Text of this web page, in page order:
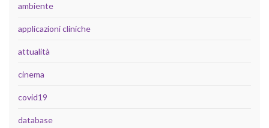
ambiente
applicazioni cliniche
attualità
cinema
covid19
database